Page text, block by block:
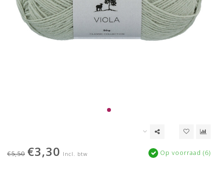
€5,50 €3,30 Incl. btw Op voorraad (6)